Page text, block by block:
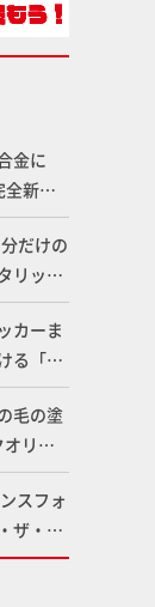
金に
全新規
を試作
さらに
ト」セ
金の
だけの
リック
増した
カーま
る「ガ
裏側と
てイン
毛の塗
リテ
カスタ
」が完
ラモデ
（月）
スフォ
ザ・フ
ムな
イテム